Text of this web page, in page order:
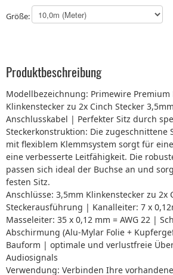
Größe:
Produktbeschreibung
Modellbezeichnung: Primewire Premium
Klinkenstecker zu 2x Cinch Stecker
Anschlusskabel | Perfekter Sitz durch
Steckerkonstruktion: Die zugeschnittene
mit flexiblem Klemmsystem sorgt für
eine verbesserte Leitfähigkeit. Die
passen sich ideal der Buchse an und
festen Sitz.
Anschlüsse: 3,5mm Klinkenstecker zu 2x
Steckerausführung | Kanalleiter: 7 x
Masseleiter: 35 x 0,12 mm = AWG 22 |
Abschirmung (Alu-Mylar Folie +
Bauform | optimale und verlustfreie
Audiosignals
Verwendung: Verbinden Ihre